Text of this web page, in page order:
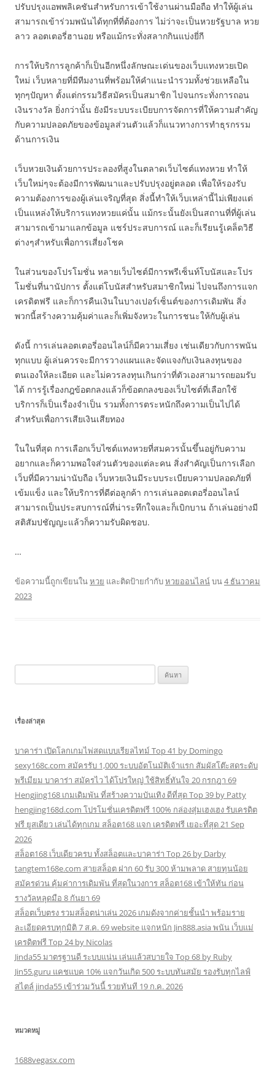
ปรับปรุงแอพพลิเคชันสำหรับการเข้าใช้งานผ่านมือถือ ทำให้ผู้เล่น
สามารถเข้าร่วมพนันได้ทุกที่ที่ต้องการ ไม่ว่าจะเป็นหวยรัฐบาล หวย
ลาว ลอตเตอรี่ฮานอย หรือแม้กระทั่งสลากกินแบ่งยี่กี
การให้บริการลูกค้าก็เป็นอีกหนึ่งลักษณะเด่นของเว็บแทงหวยเปิด
ใหม่ เว็บหลายที่มีทีมงานที่พร้อมให้คำแนะนำรวมทั้งช่วยเหลือใน
ทุกๆปัญหา ตั้งแต่กรรมวิธีสมัครเป็นสมาชิก ไปจนกระทั่งการถอน
เงินรางวัล ยิ่งกว่านั้น ยังมีระบบระเบียบการจัดการที่ให้ความสำคัญ
กับความปลอดภัยของข้อมูลส่วนตัวแล้วก็แนวทางการทำธุรกรรม
ด้านการเงิน
เว็บหวยเงินด้วยการประลองที่สูงในตลาดเว็บไซต์แทงหวย ทำให้
เว็บใหม่ๆจะต้องมีการพัฒนาและปรับปรุงอยู่ตลอด เพื่อให้รองรับ
ความต้องการของผู้เล่นเจริญที่สุด สิ่งนี้ทำให้เว็บเหล่านี้ไม่เพียงแต่
เป็นแหล่งให้บริการแทงหวยแค่นั้น แม้กระนั้นยังเป็นสถานที่ที่ผู้เล่น
สามารถเข้ามาแลกข้อมูล แชร์ประสบการณ์ และก็เรียนรู้เคล็ดวิธี
ต่างๆสำหรับเพื่อการเสี่ยงโชค
ในส่วนของโปรโมชั่น หลายเว็บไซต์มีการพรีเซ็นท์โบนัสและโปร
โมชั่นที่นานัปการ ตั้งแต่โบนัสสำหรับสมาชิกใหม่ ไปจนถึงการแจก
เครดิตฟรี และก็การคืนเงินในบางเปอร์เซ็นต์ของการเดิมพัน สิ่ง
พวกนี้สร้างความคุ้มค่าและก็เพิ่มจังหวะในการชนะให้กับผู้เล่น
ดังนี้ การเล่นลอตเตอรี่ออนไลน์ก็มีความเสี่ยง เช่นเดียวกับการพนัน
ทุกแบบ ผู้เล่นควรจะมีการวางแผนและจัดแจงกับเงินลงทุนของ
ตนเองให้ละเอียด และไม่ควรลงทุนเกินกว่าที่ตัวเองสามารถยอมรับ
ได้ การรู้เรื่องกฎข้อตกลงแล้วก็ข้อตกลงของเว็บไซต์ที่เลือกใช้
บริการก็เป็นเรื่องจำเป็น รวมทั้งการตระหนักถึงความเป็นไปได้
สำหรับเพื่อการเสียเงินเสียทอง
ในในที่สุด การเลือกเว็บไซต์แทงหวยที่สมควรนั้นขึ้นอยู่กับความ
อยากและก็ความพอใจส่วนตัวของแต่ละคน สิ่งสำคัญเป็นการเลือก
เว็บที่มีความน่านับถือ เว็บหวยเงินมีระบบระเบียบความปลอดภัยที่
เข้มแข็ง และให้บริการที่ดีต่อลูกค้า การเล่นลอตเตอรี่ออนไลน์
สามารถเป็นประสบการณ์ที่น่าระทึกใจและก็เบิกบาน ถ้าเล่นอย่างมี
สติสัมปชัญญะแล้วก็ความรับผิดชอบ.
…
ข้อความนี้ถูกเขียนในหวย และติดป้ายกำกับหวยออนไลน์บน4 ธันวาคม
2023
สำหรับ:
เรื่องล่าสุด
บาคาร่า เปิดโลกเกมไพ่สดแบบเรียลไทม์ Top 41 by Domingo
sexy168c.com สมัครรับ 1,000 ระบบอัตโนมัติเจ้าแรก สัมผัสโต๊ะสดระดับ
พรีเมียม บาคาร่า สมัครไว ได้โปรใหญ่ ใช้สิทธิ์ทันใจ 20 กรกฎา 69
Hengjing168 เกมเดิมพัน ที่สร้างความบันเทิง ดีที่สุด Top 39 by Patty
hengjing168d.com โปรโมชั่นเครดิตฟรี 100% กล่องสุ่มเฮงเฮง รับเครดิต
ฟรี ยูสเดียว เล่นได้ทุกเกม สล็อต168 แจก เครดิตฟรี เยอะที่สุด 21 Sep
2026
สล็อต168 เว็บเดียวครบ ทั้งสล็อตและบาคาร่า Top 26 by Darby
tangtem168e.com สายสล็อต ฝาก 60 รับ 300 ห้ามพลาด สายทุนน้อย
สมัครด่วน คุ้มค่าการเดิมพัน ที่สุดในวงการ สล็อต168 เข้าให้ทัน ก่อน
รางวัลหลุดมือ 8 กันยา 69
สล็อตเว็บตรง รวมสล็อตน่าเล่น 2026 เกมดังจากค่ายชั้นนำ พร้อมราย
ละเอียดครบทุกมิติ 7 ส.ค. 69 website แจกหนัก Jin888.asia พนัน เว็บแม่
เครดิตฟรี Top 24 by Nicolas
Jinda55 มาตรฐานดี ระบบแน่น เล่นแล้วสบายใจ Top 68 by Ruby
Jin55.guru แคชแบค 10% แจกวันเกิด 500 ระบบทันสมัย รองรับทุกไลฟ์
สไตล์ jinda55 เข้าร่วมวันนี้ รวยทันที 19 ก.ค. 2026
หมวดหมู่
1688vegasx.com